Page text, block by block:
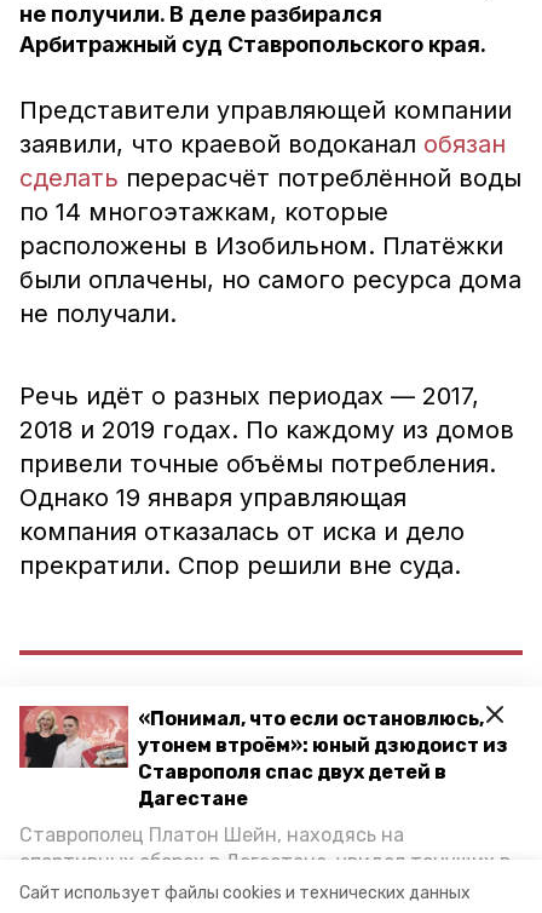
Сайт использует файлы cookies и технических данных
«Понимал, что если остановлюсь,
утонем втроём»: юный дзюдоист из
Ставрополя спас двух детей в
Дагестане
Ставрополец Платон Шейн, находясь на
спортивных сборах в Дегестане, увидел тонущих в
Каспийском море детей и бросился на помощь. По
не получили. В деле разбирался
Арбитражный суд Ставропольского края.
Представители управляющей компании
заявили, что краевой водоканал обязан
сделать перерасчёт потреблённой воды
по 14 многоэтажкам, которые
расположены в Изобильном. Платёжки
были оплачены, но самого ресурса дома
не получали.
Речь идёт о разных периодах — 2017,
2018 и 2019 годах. По каждому из домов
привели точные объёмы потребления.
Однако 19 января управляющая
компания отказалась от иска и дело
прекратили. Спор решили вне суда.
«Истец представил отказ от исковых
требований, поскольку после
предъявления иска его требования
удовлетворены ответчиком в полном